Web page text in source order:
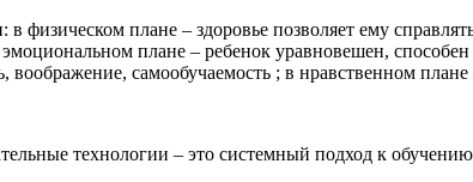
физическом плане – здоровье позволяет ему
плане – ребенок уравновешен,
воображение, самообучаемость ; в нравственном
технологии – это системный подход к